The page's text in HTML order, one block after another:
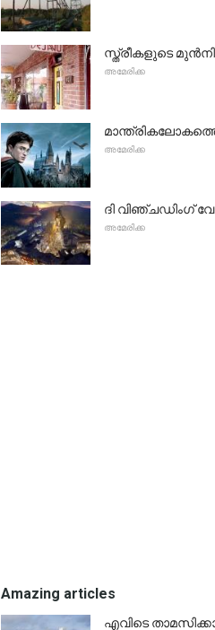
സ്ത്രീകളുടെ
അമേരിക്ക
അമേരിക്ക
ദി വിഞ്ചഡിംഗ്
അമേരിക്ക
Amazing articles
എവിടെ